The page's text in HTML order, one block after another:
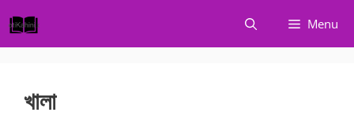
to
content
Menu
খালা